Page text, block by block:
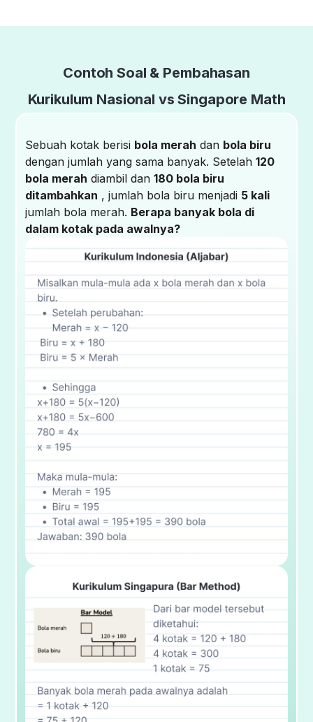
Contoh Soal & Pembahasan
Kurikulum Nasional vs Singapore Math
Sebuah kotak berisi bola merah dan bola biru
dengan jumlah yang sama banyak. Setelah120
bola merah diambil dan180 bola biru
ditambahkan , jumlah bola biru menjadi 5 kali
jumlah bola merah. Berapa banyak bola di
dalam kotak pada awalnya?